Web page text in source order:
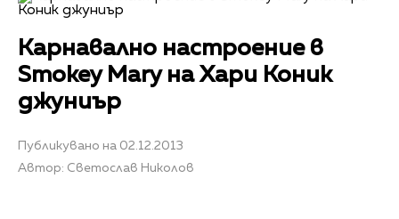
Карнавално настроение в
Smokey Mary на Хари Коник
джуниър
Публикувано на 02.12.2013
Автор: Светослав Николов